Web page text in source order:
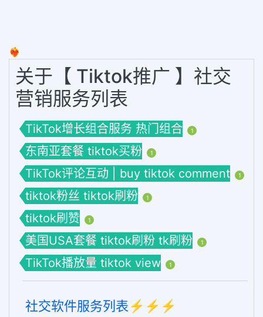
❤️‍🔥
关于【 Tiktok推广 】社交
营销服务列表
TikTok增长组合服务 热门组合 1
东南亚套餐 tiktok买粉 1
TikTok评论互动 | buy tiktok comment 1
tiktok粉丝 tiktok刷粉 1
tiktok刷赞 1
美国USA套餐 tiktok刷粉 tk刷粉 1
TikTok播放量 tiktok view 1
社交软件服务列表⚡️⚡️⚡️